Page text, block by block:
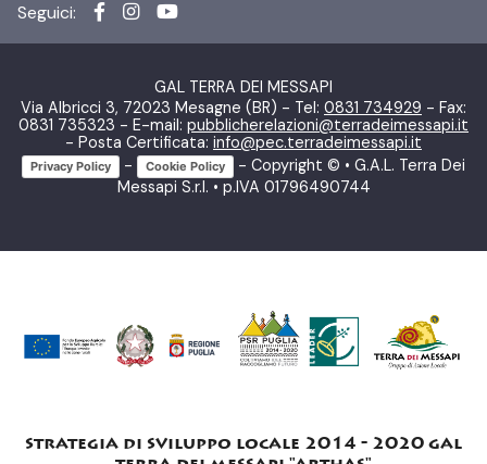
Seguici:
GAL TERRA DEI MESSAPI
Via Albricci 3, 72023 Mesagne (BR) - Tel: 0831 734929 - Fax:
0831 735323 - E-mail: pubblicherelazioni@terradeimessapi.it
- Posta Certificata: info@pec.terradeimessapi.it
Privacy Policy - Cookie Policy
- Copyright © • G.A.L. Terra Dei
Messapi S.r.l. • p.IVA 01796490744
strategia di sviluppo locale 2014 - 2020 gal